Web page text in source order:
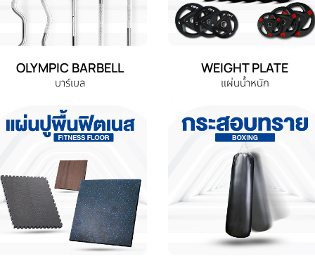
OLYMPIC BARBELL
บาร์เบล
WEIGHT PLATE
แผ่นน้ำหนัก